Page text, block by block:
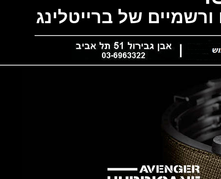
של ברייטלינג